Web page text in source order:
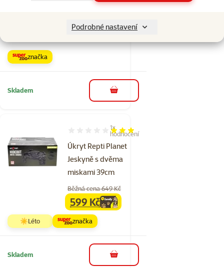
Podrobné nastavení
DriftWood Bulk XL
značka
Skladem do košíku
Úkryt Repti Planet
Jeskyně s dvěma
miskami 39cm
Hodnocení 60%, počet hodnocení: 1
1×
hodnocení
Běžná cena 649 Kč
familycena
599 Kč
☀️Léto značka
Skladem do košíku